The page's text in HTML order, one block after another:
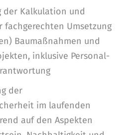
der Kalkulation und
fachgerechten Umsetzung
Baumaßnahmen und
inklusive Personal-
der
im laufenden
auf den Aspekten